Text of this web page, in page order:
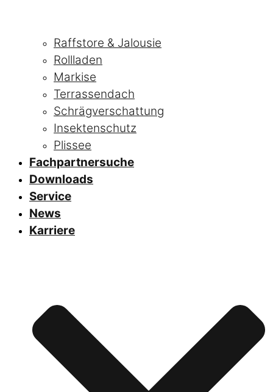
Raffstore & Jalousie
Rollladen
Markise
Terrassendach
Schrägverschattung
Insektenschutz
Plissee
Fachpartnersuche
Downloads
Service
News
Karriere